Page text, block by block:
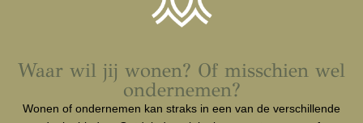
Waar wil jij wonen? Of misschien wel
ondernemen?
Wonen of ondernemen kan straks in een van de verschillende